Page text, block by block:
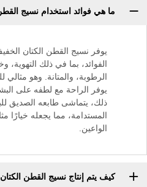
ما هي فوائد استخدام نسيج
يوفر نسيج القطن الكتان
الفوائد، بما في ذلك
الرطوبة، والمتانة. وهو
يوفر الراحة مع لطفه على
ذلك، يتماشى طابعه الصديق
المستدامة، مما يجعله خيارًا
الواعين.
كيف يتم إنتاج نسيج القطن